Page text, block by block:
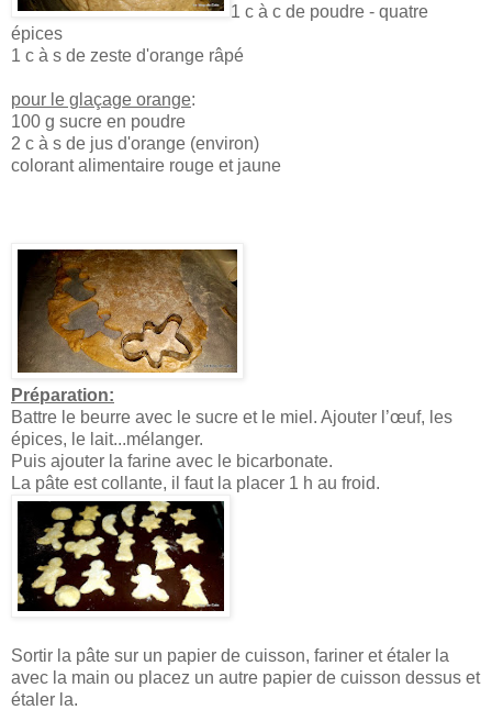
1 c à c de poudre - quatre
épices
1 c à s de zeste d'orange râpé
pour le glaçage orange:
100 g sucre en poudre
2 c à s de jus d'orange (environ)
colorant alimentaire rouge et jaune
Préparation:
Battre le beurre avec le sucre et le miel. Ajouter l’œuf, les
épices, le lait...mélanger.
Puis ajouter la farine avec le bicarbonate.
La pâte est collante, il faut la placer 1 h au froid.
Sortir la pâte sur un papier de cuisson, fariner et étaler la
avec la main ou placez un autre papier de cuisson dessus et
étaler la.